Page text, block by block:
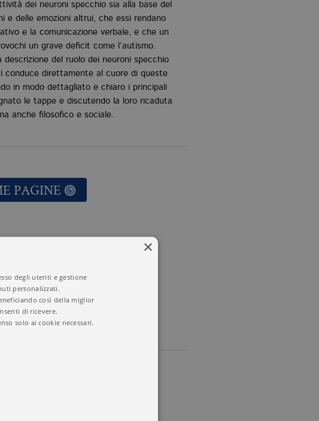
dei neuroni specchio sia alla base del
e delle emozioni altrui, che essi rendano
e la comunicazione verbale, e che un
un grave deficit come l’autismo.
descrizione del ruolo dei neuroni specchio
conduce direttamente al cuore di queste
in modo dettagliato e chiaro i principali
le tappe e discutendo la loro ricaduta
anche filosofico e sociale.
PAGINE
×
degli utenti e gestione
personalizzati.
così della miglior
di ricevere.
solo ai cookie necessari.